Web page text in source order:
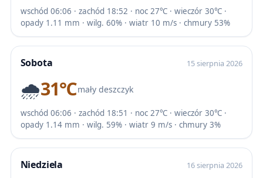
wschód 06:06 · zachód 18:52 · noc 27℃ · wieczór 30℃ ·
opady 1.11 mm · wilg. 60% · wiatr 10 m/s · chmury 53%
Sobota 15 sierpnia 2026
🌧️31℃mały deszczyk
wschód 06:06 · zachód 18:51 · noc 27℃ · wieczór 30℃ ·
opady 1.14 mm · wilg. 59% · wiatr 9 m/s · chmury 3%
Niedziela 16 sierpnia 2026